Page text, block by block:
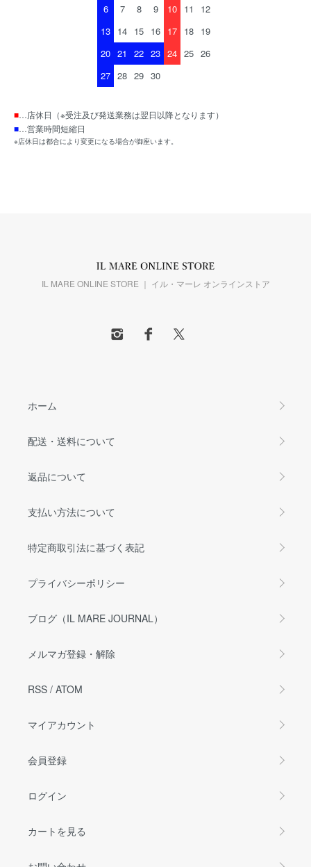
6
7 8 9 10 11
12
13 14 15 16 17 18 19
20 21 22 23 24 25 26
27 28 29 30
■…店休日（※受注及び発送業務は翌日以降となります）
■…営業時間短縮日
※店休日は都合により変更になる場合が御座います。
IL MARE ONLINE STORE ｜ イル・マーレ オンラインストア
ホーム
配送・送料について
返品について
支払い方法について
特定商取引法に基づく表記
プライバシーポリシー
ブログ（IL MARE JOURNAL）
メルマガ登録・解除
RSS / ATOM
マイアカウント
会員登録
ログイン
カートを見る